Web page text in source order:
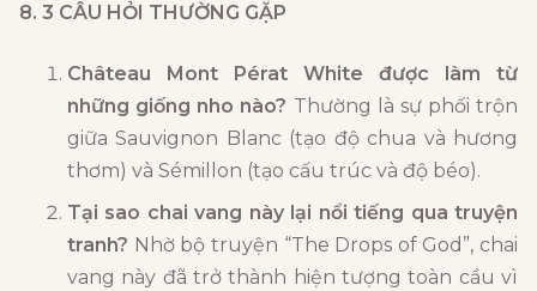
8. 3 CÂU HỎI THƯỜNG GẶP
Château Mont Pérat White được làm từ
những giống nho nào? Thường là sự phối trộn
giữa Sauvignon Blanc (tạo độ chua và hương
thơm) và Sémillon (tạo cấu trúc và độ béo).
Tại sao chai vang này lại nổi tiếng qua truyện
tranh? Nhờ bộ truyện “The Drops of God”, chai
vang này đã trở thành hiện tượng toàn cầu vì